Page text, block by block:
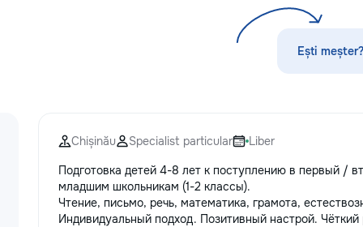
Ești
Chișinău Specialist particular
Liber
Подготовка детей 4-8 лет к поступлению в первый /
младшим школьникам (1-2 классы).
Чтение, письмо, речь, математика, грамота,
Индивидуальный подход. Позитивный настрой.